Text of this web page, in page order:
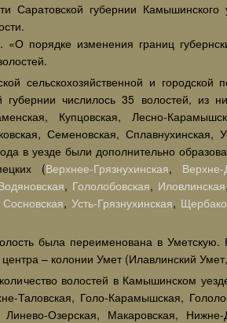
Саратовской губернии
порядке изменения границ
сельскохозяйственной и городской
губернии числилось 35 волостей, из
Купцовская, Лесно-
Семеновская, Сплавнухинская,
в уезде были дополнительно
(Верхнее-Грязнухинская, Верхне-
, Гололобовская, Иловлинская,
Сосновская,Усть-Грязнухинская,
была переименована в Уметскую.
– колонии Умет (Илавлинский
волостей в Камышинском
Таловская, Голо-Карамышская,
Озерская, Макаровская, Нижне-